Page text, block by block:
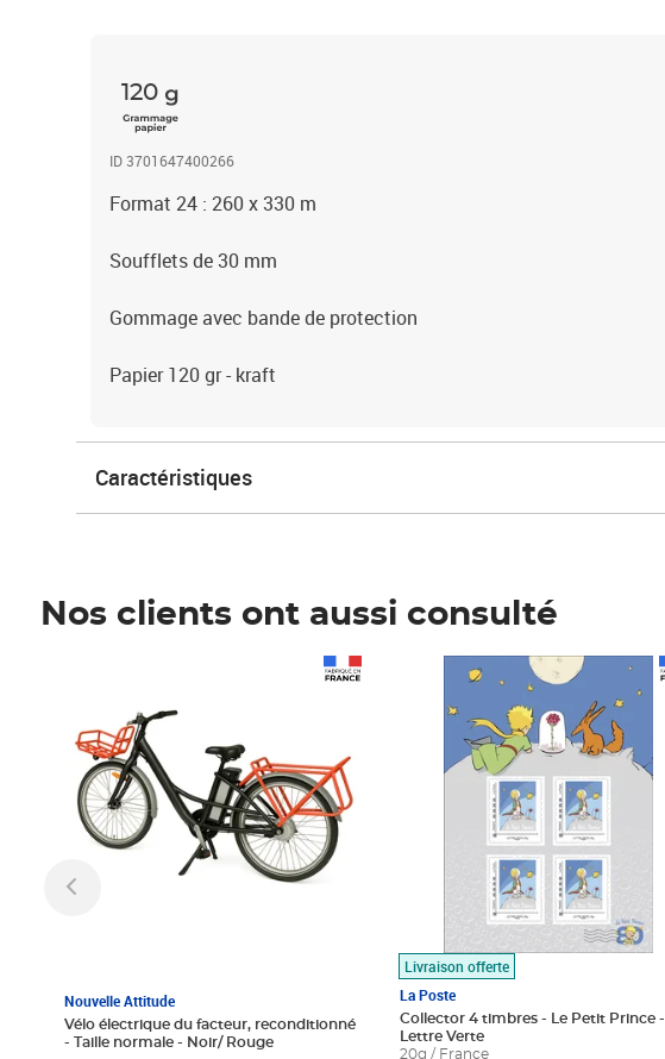
120
ID 3701647400266
Format 24 : 260 x 330 m
Soufflets de 30 mm
Gommage avec bande de protection
Papier 120 gr - kraft
Caractéristiques
Nos clients ont aussi consulté
Nouvelle Attitude
Vélo électrique du facteur, reconditionné
- Taille normale - Noir/ Rouge
Livraison offerte
La Poste
Collector 4 timbres - Le Petit Prince -
Lettre Verte
20g / France
Prix 7,50€